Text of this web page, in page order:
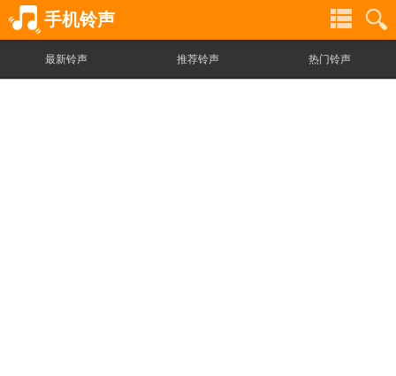
手机铃声
最新铃声 推荐铃声 热门铃声